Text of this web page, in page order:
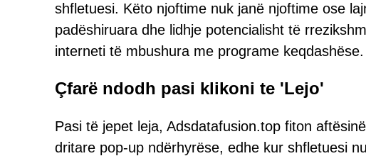
shfletuesi. Këto njoftime nuk janë njoftime ose
padëshiruara dhe lidhje potencialisht të
interneti të mbushura me programe keqdashëse.
Çfarë ndodh pasi klikoni te 'Lejo'
Pasi të jepet leja, Adsdatafusion.top fiton
dritare pop-up ndërhyrëse, edhe kur shfletuesi